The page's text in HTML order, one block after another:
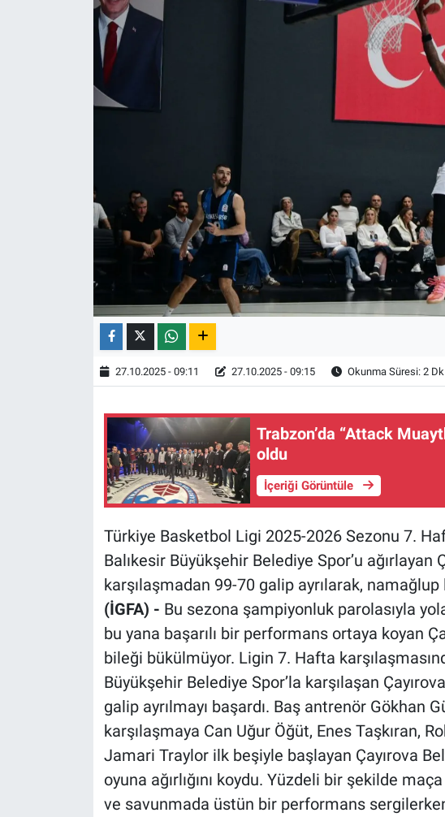
27.10.2025 - 09:11 27.10.2025 - 09:15 Okunma Süresi: 2 Dk
Trabzon’da “Attack
oldu
İçeriği Görüntüle
Türkiye Basketbol Ligi 2025-2026 Sezonu 7.
Balıkesir Büyükşehir Belediye Spor’u ağırlayan
karşılaşmadan 99-70 galip ayrılarak,
(İGFA) - Bu sezona şampiyonluk parolasıyla
bu yana başarılı bir performans ortaya koyan
bileği bükülmüyor. Ligin 7. Hafta
Büyükşehir Belediye Spor’la karşılaşan
galip ayrılmayı başardı. Baş antrenör Gökhan
karşılaşmaya Can Uğur Öğüt, Enes Taşkıran,
Jamari Traylor ilk beşiyle başlayan Çayırova
oyuna ağırlığını koydu. Yüzdeli bir şekilde
ve savunmada üstün bir performans
Röportaj
Video Galeri